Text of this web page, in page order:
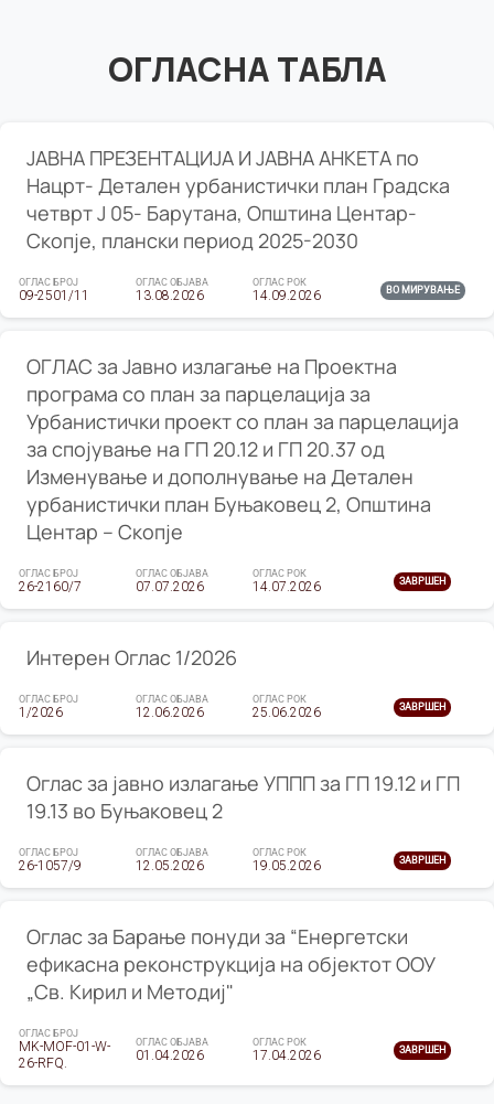
ОГЛАСНА ТАБЛА
ЈАВНА ПРЕЗЕНТАЦИЈА И ЈАВНА АНКЕТА по
Нацрт- Детален урбанистички план Градска
четврт Ј 05- Барутана, Општина Центар-
Скопје, плански период 2025-2030
ОГЛАС БРОЈ
09-2501/11
ОГЛАС ОБЈАВА
13.08.2026
ОГЛАС РОК
14.09.2026 ВО МИРУВАЊЕ
ОГЛАС за Јавно излагање на Проектна
програма со план за парцелација за
Урбанистички проект со план за парцелација
за спојување на ГП 20.12 и ГП 20.37 од
Изменување и дополнување на Детален
урбанистички план Буњаковец 2, Општина
Центар – Скопје
ОГЛАС БРОЈ
26-2160/7
ОГЛАС ОБЈАВА
07.07.2026
ОГЛАС РОК
14.07.2026 ЗАВРШЕН
Интерен Оглас 1/2026
ОГЛАС БРОЈ
1/2026
ОГЛАС ОБЈАВА
12.06.2026
ОГЛАС РОК
25.06.2026 ЗАВРШЕН
Оглас за јавно излагање УППП за ГП 19.12 и ГП
19.13 во Буњаковец 2
ОГЛАС БРОЈ
26-1057/9
ОГЛАС ОБЈАВА
12.05.2026
ОГЛАС РОК
19.05.2026 ЗАВРШЕН
Оглас за Барање понуди за “Енергетски
ефикасна реконструкција на објектот ООУ
„Св. Кирил и Методиј"
ОГЛАС БРОЈ
MK-MOF-01-W-
26-RFQ.
ОГЛАС ОБЈАВА
01.04.2026
ОГЛАС РОК
17.04.2026 ЗАВРШЕН